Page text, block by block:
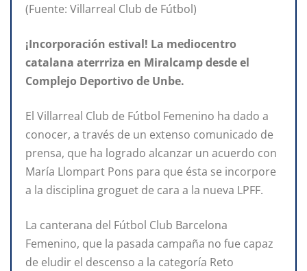
(Fuente: Villarreal Club de Fútbol)
¡Incorporación estival! La mediocentro
catalana aterrriza en Miralcamp desde el
Complejo Deportivo de Unbe.
El Villarreal Club de Fútbol Femenino ha dado a
conocer, a través de un extenso comunicado de
prensa, que ha logrado alcanzar un acuerdo con
María Llompart Pons para que ésta se incorpore
a la disciplina groguet de cara a la nueva LPFF.
La canterana del Fútbol Club Barcelona
Femenino, que la pasada campaña no fue capaz
de eludir el descenso a la categoría Reto